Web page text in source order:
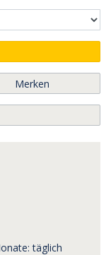
Merken
täglich